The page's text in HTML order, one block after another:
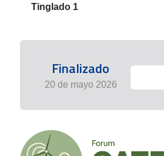
Tinglado 1
Finalizado
20 de mayo 2026